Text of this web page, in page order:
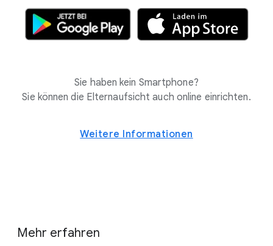
Sie haben kein Smartphone?
Sie können die Elternaufsicht auch online einrichten.
Weitere Informationen
Mehr erfahren